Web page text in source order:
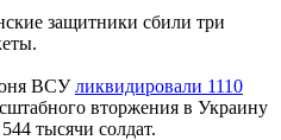
защитники сбили три
ВСУликвидировали 1110
вторжения в Украину
тысячи солдат.